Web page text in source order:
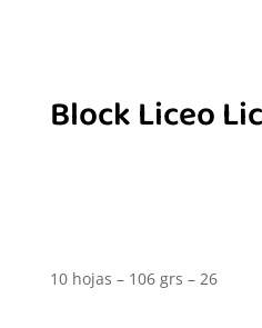
Block Liceo
10 hojas – 106 grs – 26